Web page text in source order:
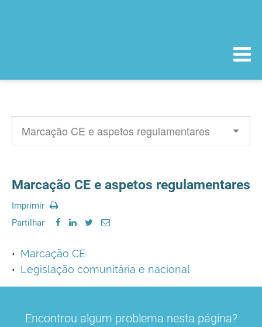
Marcação CE e aspetos regulamentares
Imprimir
Partilhar
Marcação CE
Legislação comunitária e nacional
Encontrou algum problema nesta página?